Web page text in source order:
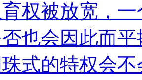
权被放宽，
也会因此而
式的特权会